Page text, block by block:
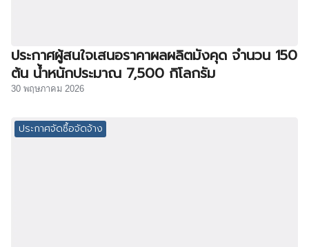
ประกาศผู้สนใจเสนอราคาผลผลิตมังคุด จำนวน 150
ต้น น้ำหนักประมาณ 7,500 กิโลกรัม
30 พฤษภาคม 2026
ประกาศจัดซื้อจัดจ้าง